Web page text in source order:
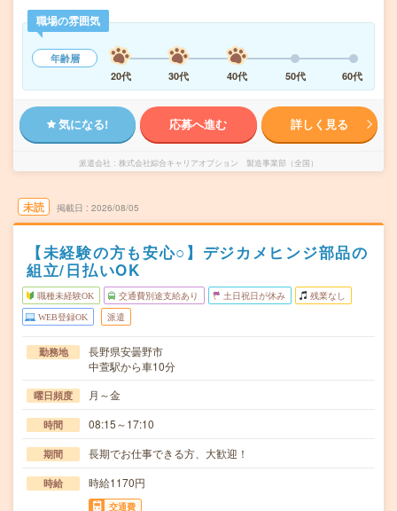
職場の雰囲気
年齢層
20代
30代 40代 50代 60代
気になる! 応募へ進む 詳しく見る
派遣会社 株式会社綜合キャリアオプション 製造事業部（全国）
未読 掲載日 2026/08/05
【未経験の方も安心○】デジカメヒンジ部品の
組立/日払いOK
職種未経験OK 交通費別途支給あり 土日祝日が休み 残業なし
WEB登録OK 派遣
勤務地
長野県安曇野市
中萱駅から車10分
曜日頻度 月～金
時間 08:15～17:10
期間 長期でお仕事できる方、大歓迎！
時給 時給1170円
交通費